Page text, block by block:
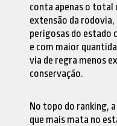
conta apenas o total
extensão da
perigosas do estado
e com maior
via de regra menos
conservação.
No topo do ranking,
que mais mata no